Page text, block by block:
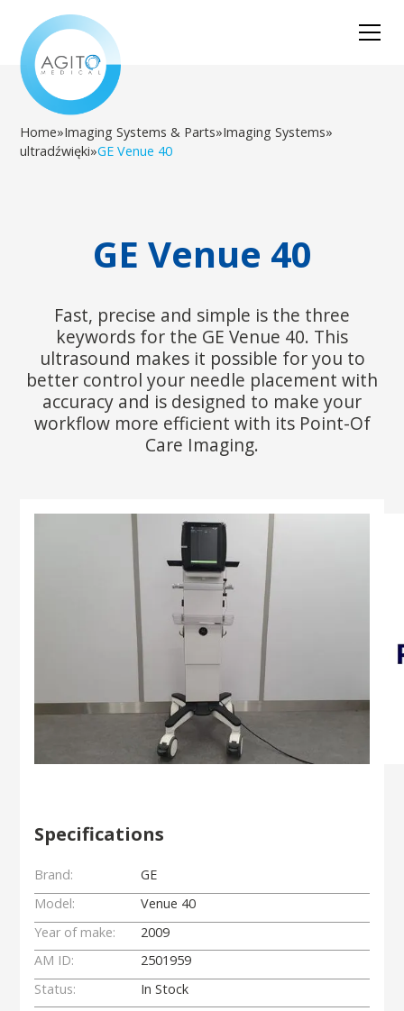
Home»Imaging Systems & Parts»Imaging Systems»
ultradźwięki»GE Venue 40
GE Venue 40
Fast, precise and simple is the three
keywords for the GE Venue 40. This
ultrasound makes it possible for you to
better control your needle placement with
accuracy and is designed to make your
workflow more efficient with its Point-Of
Care Imaging.
Specifications
Brand:
GE
Model:
Venue 40
Year of make:
2009
AM ID:
2501959
Status:
In Stock